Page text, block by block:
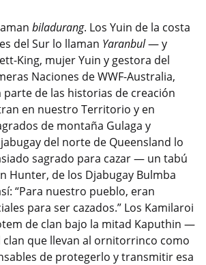
biladurang. Los Yuin de la costa
del Sur lo llaman Yaranbul— y
King, mujer Yuin y gestora del
Naciones de WWF-Australia,
parte de las historias de creación
en nuestro Territorio y en
de montaña Gulaga y
del norte de Queensland lo
sagrado para cazar — un tabú
Hunter, de los Djabugay Bulmba
“Para nuestro pueblo, eran
para ser cazados.” Los Kamilaroi
de clan bajo la mitad Kaputhin —
que llevan al ornitorrinco como
de protegerlo y transmitir esa